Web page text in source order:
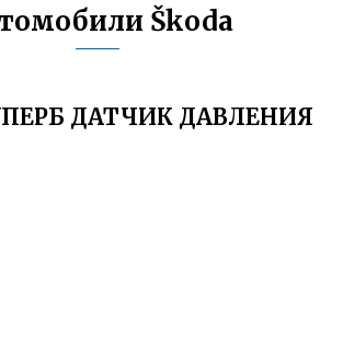
Škoda
ДАТЧИК ДАВЛЕНИЯ